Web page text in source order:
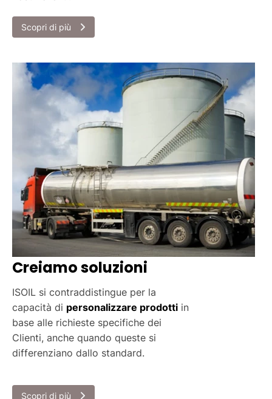
Scopri di più
Creiamo soluzioni
ISOIL si contraddistingue per la
capacità di personalizzare prodotti in
base alle richieste specifiche dei
Clienti, anche quando queste si
differenziano dallo standard.
Scopri di più